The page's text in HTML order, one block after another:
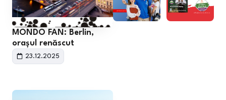
MONDO FAN: Berlin,
orașul renăscut
23.12.2025